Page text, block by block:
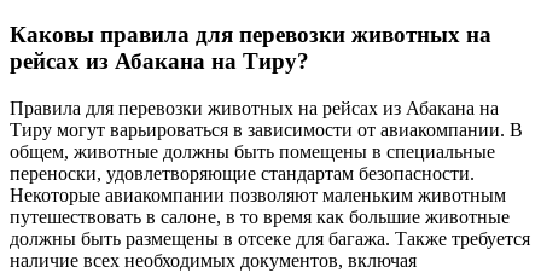
Каковы правила для перевозки животных на
рейсах из Абакана на Тиру?
Правила для перевозки животных на рейсах из Абакана на
Тиру могут варьироваться в зависимости от авиакомпании. В
общем, животные должны быть помещены в специальные
переноски, удовлетворяющие стандартам безопасности.
Некоторые авиакомпании позволяют маленьким животным
путешествовать в салоне, в то время как большие животные
должны быть размещены в отсеке для багажа. Также требуется
наличие всех необходимых документов, включая